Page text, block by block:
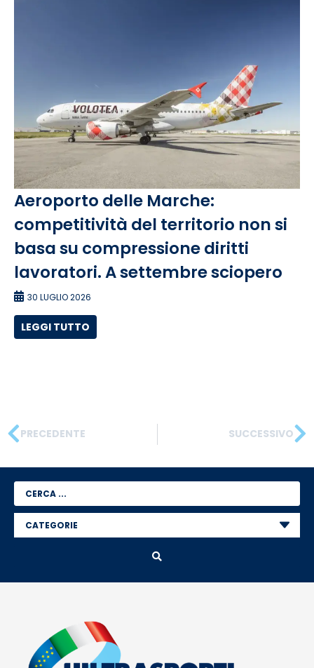
Aeroporto delle Marche:
competitività del territorio non si
basa su compressione diritti
lavoratori. A settembre sciopero
30 LUGLIO 2026
LEGGI TUTTO
PRECEDENTE SUCCESSIVO